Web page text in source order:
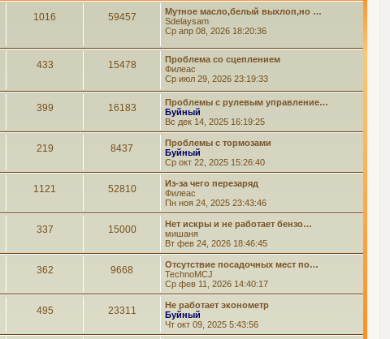
1016 59457
Мутное масло,белый выхлоп,но …
Sdelaysam
Ср апр 08, 2026 18:20:36
433 15478
Проблема со сцеплением
Филеас
Ср июл 29, 2026 23:19:33
399 16183
Проблемы с рулевым управление…
Буйный
Вс дек 14, 2025 16:19:25
219 8437
Проблемы с тормозами
Буйный
Ср окт 22, 2025 15:26:40
1121 52810
Из-за чего перезаряд
Филеас
Пн ноя 24, 2025 23:43:46
337 15000
Нет искры и не работает бензо…
мишаня
Вт фев 24, 2026 18:46:45
362 9668
Отсутствие посадочных мест по…
TechnoMCJ
Ср фев 11, 2026 14:40:17
495 23311
Не работает эконометр
Буйный
Чт окт 09, 2025 5:43:56